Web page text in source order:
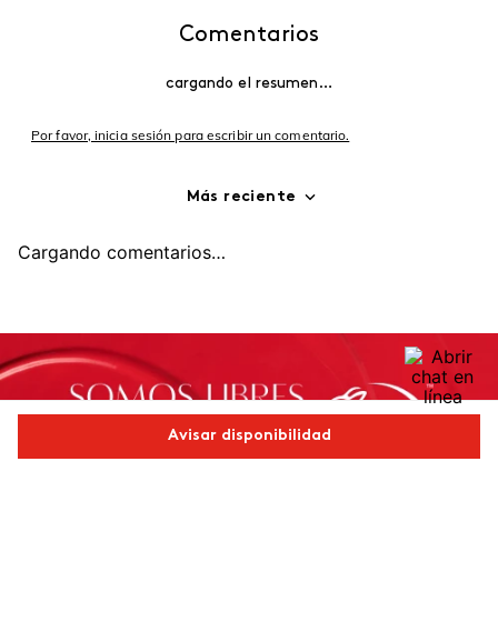
Avisar disponibilidad
Comentarios
cargando el resumen…
Por favor, inicia sesión para escribir un comentario.
Más reciente
Cargando comentarios…